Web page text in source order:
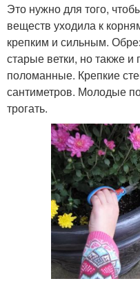
Это нужно для того,
веществ уходила к
крепким и сильным.
старые ветки, но также
поломанные. Крепкие
сантиметров. Молодые
трогать.